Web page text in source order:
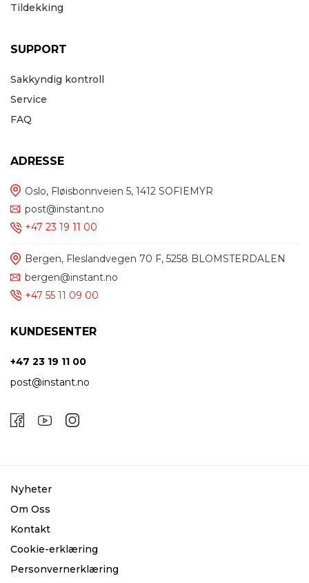
Tildekking
SUPPORT
Sakkyndig kontroll
Service
FAQ
ADRESSE
Oslo, Fløisbonnveien 5, 1412 SOFIEMYR
post@instant.no
+47 23 19 11 00
Bergen, Fleslandvegen 70 F, 5258 BLOMSTERDALEN
bergen@instant.no
+47 55 11 09 00
KUNDESENTER
+47 23 19 11 00
post@instant.no
Nyheter
Om Oss
Kontakt
Cookie-erklæring
Personvernerklæring